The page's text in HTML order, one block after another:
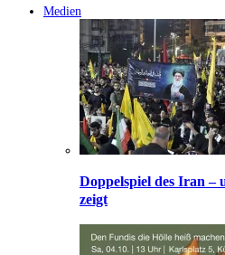
Medien
Doppelspiel des Iran –
zeigt